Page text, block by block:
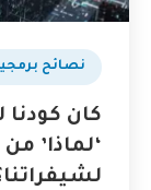
نصائح
كان كودنا
‘لماذا’